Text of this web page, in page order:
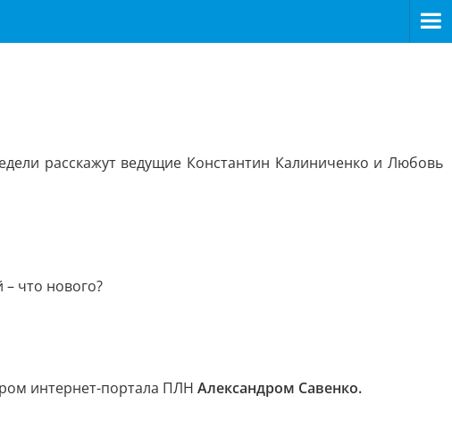
расскажут ведущие Константин Калиниченко и Любовь
что нового?
интернет-портала ПЛН Александром Савенко.